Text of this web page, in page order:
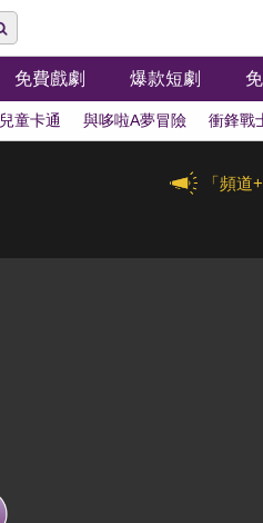
免費戲劇 爆款短劇
兒童卡通 與哆啦A夢冒險 衝鋒戰
「頻